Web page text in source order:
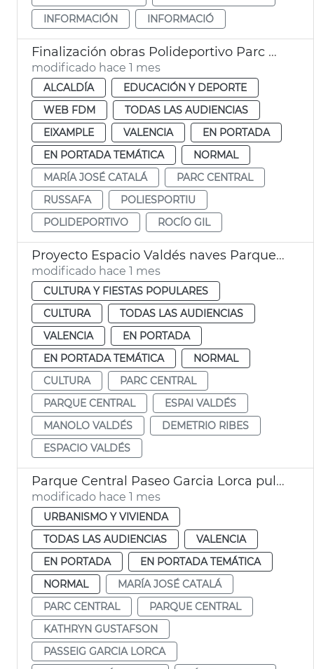
INFORMACIÓN
INFORMACIÓ
Finalización obras Polideportivo Parc Central València
modificado hace 1 mes
ALCALDÍA
EDUCACIÓN Y DEPORTE
WEB FDM
TODAS LAS AUDIENCIAS
EIXAMPLE
VALENCIA
EN PORTADA
EN PORTADA TEMÁTICA
NORMAL
MARÍA JOSÉ CATALÁ
PARC CENTRAL
RUSSAFA
POLIESPORTIU
POLIDEPORTIVO
ROCÍO GIL
Proyecto Espacio Valdés naves Parque Central València
modificado hace 1 mes
CULTURA Y FIESTAS POPULARES
CULTURA
TODAS LAS AUDIENCIAS
VALENCIA
EN PORTADA
EN PORTADA TEMÁTICA
NORMAL
CULTURA
PARC CENTRAL
PARQUE CENTRAL
ESPAI VALDÉS
MANOLO VALDÉS
DEMETRIO RIBES
ESPACIO VALDÉS
Parque Central Paseo Garcia Lorca pulmón verde València
modificado hace 1 mes
URBANISMO Y VIVIENDA
TODAS LAS AUDIENCIAS
VALENCIA
EN PORTADA
EN PORTADA TEMÁTICA
NORMAL
MARÍA JOSÉ CATALÁ
PARC CENTRAL
PARQUE CENTRAL
KATHRYN GUSTAFSON
PASSEIG GARCIA LORCA